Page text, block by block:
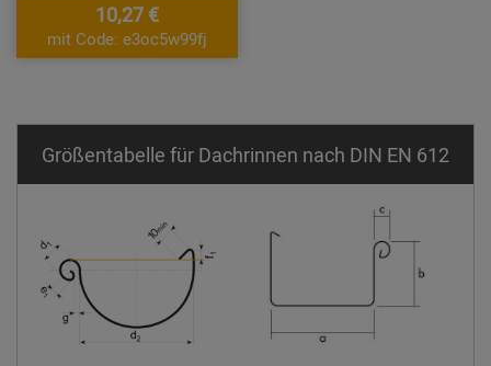
10,27 €
mit Code: e3oc5w99fj
Größentabelle für Dachrinnen nach DIN EN 612